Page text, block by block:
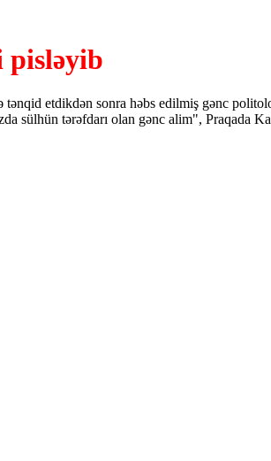
pisləyib
etdikdən sonra həbs edilmiş gənc
sülhün tərəfdarı olan gənc alim", Praqada